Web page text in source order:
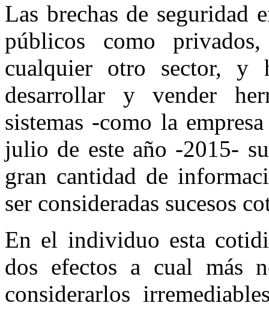
Las brechas de seguridad
públicos como
cualquier otro sector, y
desarrollar y vender
sistemas -como la
julio de este año -2015-
gran cantidad de
ser consideradas sucesos
En el individuo esta
dos efectos a cual más
considerarlos